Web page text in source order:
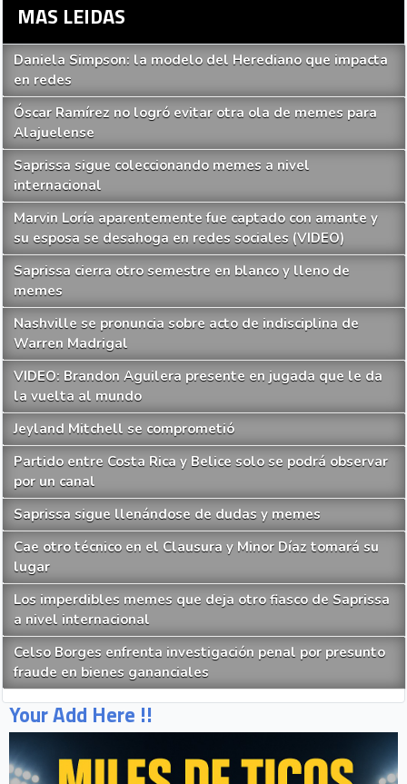
MAS LEIDAS
Daniela Simpson: la modelo del Herediano que impacta
en redes
Óscar Ramírez no logró evitar otra ola de memes para
Alajuelense
Saprissa sigue coleccionando memes a nivel
internacional
Marvin Loría aparentemente fue captado con amante y
su esposa se desahoga en redes sociales (VIDEO)
Saprissa cierra otro semestre en blanco y lleno de
memes
Nashville se pronuncia sobre acto de indisciplina de
Warren Madrigal
VIDEO: Brandon Aguilera presente en jugada que le da
la vuelta al mundo
Jeyland Mitchell se comprometió
Partido entre Costa Rica y Belice solo se podrá observar
por un canal
Saprissa sigue llenándose de dudas y memes
Cae otro técnico en el Clausura y Minor Díaz tomará su
lugar
Los imperdibles memes que deja otro fiasco de Saprissa
a nivel internacional
Celso Borges enfrenta investigación penal por presunto
fraude en bienes gananciales
Your Add Here !!